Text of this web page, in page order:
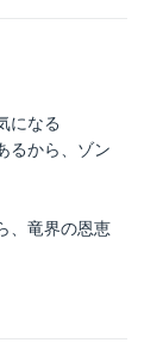
になる
るから、ゾン
、竜界の恩恵